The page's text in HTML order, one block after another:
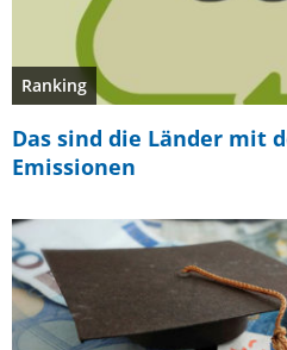
Ranking
Das sind die Länder mit
Emissionen